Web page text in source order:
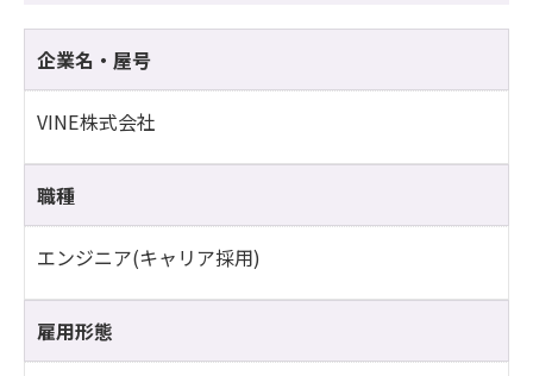
企業名・屋号
VINE株式会社
職種
エンジニア(キャリア採用)
雇用形態